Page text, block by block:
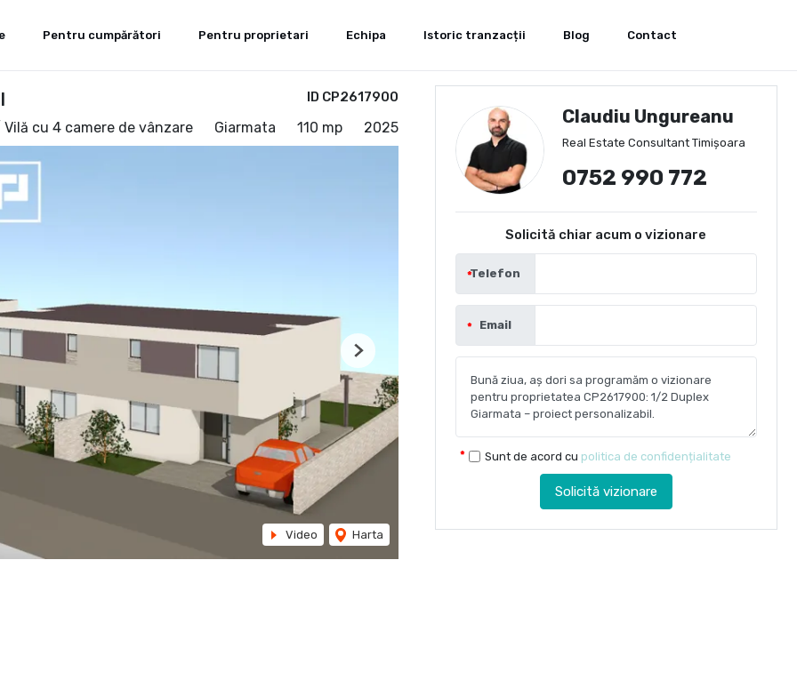
Pentru cumpărători Pentru proprietari Echipa Istoric tranzacții Blog Contact
ID CP2617900
Vilă cu 4 camere de vânzare Giarmata 110 mp 2025
Video Harta
Next
Claudiu Ungureanu
Real Estate Consultant Timișoara
0752 990 772
Solicită chiar acum o vizionare
Telefon
Email
Sunt de acord cu politica de confidențialitate
Solicită vizionare